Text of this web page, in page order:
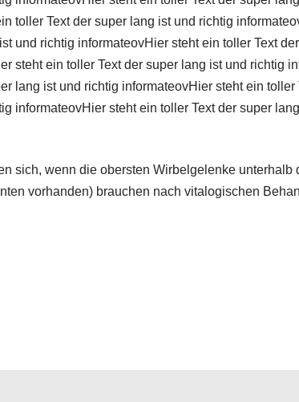
toller Text der super lang ist und richtig
und richtig informateovHier steht ein toller Text
steht ein toller Text der super lang ist und richtig
lang ist und richtig informateovHier steht ein
informateovHier steht ein toller Text der super
sich, wenn die obersten Wirbelgelenke
vorhanden) brauchen nach vitalogischen